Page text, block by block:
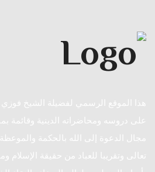
هذا الموقع الرسمي لفضيلة الشيخ
على دروسه ومحاضراته الدينية وقائمة
مجال الدعوة إلى الله بالحكمة
تعالى وتقريبا للعباد من حقيقة الإسلام